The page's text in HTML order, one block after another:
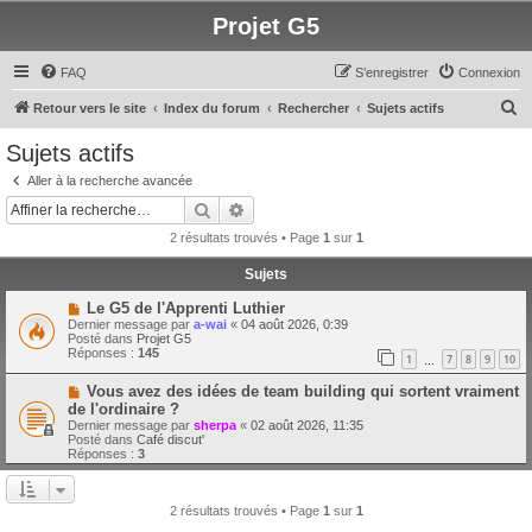
Projet G5
FAQ Connexion
S’enregistrer
Retour vers le site Index du forum Rechercher Sujets actifs
Sujets actifs
Aller à la recherche avancée
Rechercher
2 résultats trouvés • Page 1 sur 1
Sujets
N
o
u
v
e
a
u
m
e
s
s
a
Le G5 de l'Apprenti Luthier
Dernier message par a-wai « 04 août 2026, 0:39
Posté dans Projet G5
Réponses : 145 1 7 8 9 10
N
u
v
e
a
u
Vous avez des idées de team building qui sortent vraiment
de l'ordinaire ?
Dernier message par sherpa « 02 août 2026, 11:35
Posté dans Café discut'
Réponses : 3
2 résultats trouvés • Page 1 sur 1